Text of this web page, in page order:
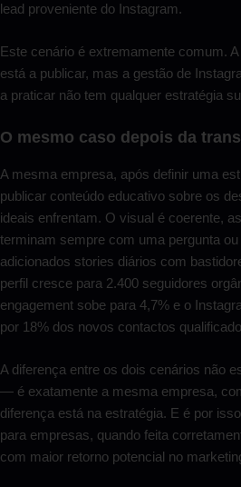
lead proveniente do Instagram.
Este cenário é extremamente comum.
está a publicar, mas a gestão de
a praticar não tem qualquer estratégia
O mesmo caso depois da
A mesma empresa, após definir uma
publicar conteúdo educativo sobre os
ideais enfrentam. O visual é coerente,
terminam sempre com uma pergunta
adicionados stories diários com
perfil cresce para 2.400 seguidores
engagement sobe para 4,7% e o
por 18% dos novos contactos
A diferença entre os dois cenários não
— é exatamente a mesma empresa,
diferença está na estratégia. E é por
para empresas, quando feita
com maior retorno potencial no